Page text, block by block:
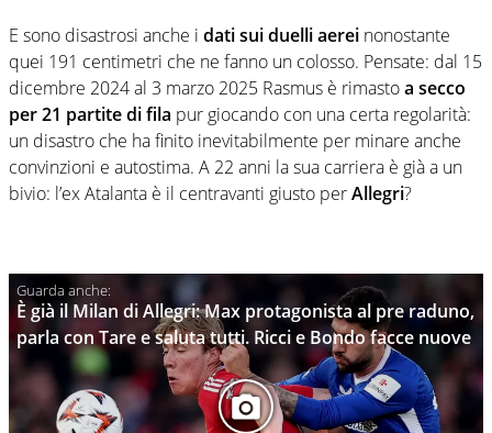
E sono disastrosi anche i dati sui duelli aerei nonostante
quei 191 centimetri che ne fanno un colosso. Pensate: dal 15
dicembre 2024 al 3 marzo 2025 Rasmus è rimastoa secco
per 21 partite di fila pur giocando con una certa regolarità:
un disastro che ha finito inevitabilmente per minare anche
convinzioni e autostima. A 22 anni la sua carriera è già a un
bivio: l’ex Atalanta è il centravanti giusto perAllegri?
È già il Milan di Allegri: Max protagonista al pre raduno,
parla con Tare e saluta tutti. Ricci e Bondo facce nuove